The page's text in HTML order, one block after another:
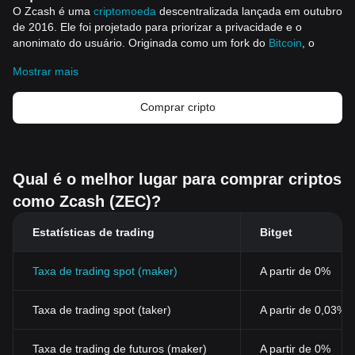
O Zcash é uma criptomoeda descentralizada lançada em outubro
de 2016. Ele foi projetado para priorizar a privacidade e o
anonimato do usuário. Originada como um fork do Bitcoin , o
com recursos a
do Bitcoin, todos os detalhes da transação são revelados,
enquanto o Zcash oferece "transações protegidas" que
criptografam as informações essenciais. Embora existam outras
detalhe.
Recursos
https://github.com/zcash/zips/blob/main/protocol/protocol.pdf
Como funciona o Zcash?
O Zcash se destaca por seus recursos avançados de
Nos sistemas convencionais de criptomoedas, a legitimidade de
detalhes da transação. O Zcash adota uma abordagem diferente:
Mostrar mais
Comprar cripto
Qual é o melhor lugar para comprar criptos
como Zcash (ZEC)?
Estatísticas de trading Bitget
Taxa de trading spot (maker) A partir de 0%
Taxa de trading spot (taker) A partir de 0,03%
Taxa de trading de futuros (maker) A partir de 0%